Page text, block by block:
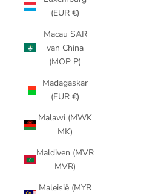
(EUR €)
Macau SAR
van China
(MOP P)
Madagaskar
(EUR €)
Malawi (MWK
MK)
Maldiven (MVR
MVR)
Maleisië (MYR